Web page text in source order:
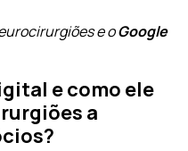
e oGoogle
e como ele
a